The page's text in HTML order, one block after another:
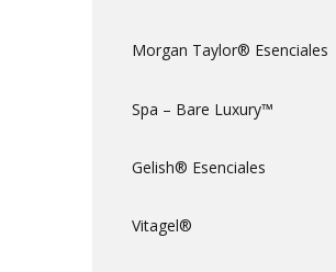
Morgan Taylor® Esenciales
Spa – Bare Luxury™
Gelish® Esenciales
Vitagel®